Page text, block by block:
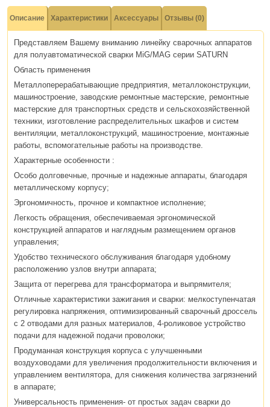
Описание Характеристики Аксессуары Отзывы (0)
Представляем Вашему вниманию линейку сварочных аппаратов
для полуавтоматической сварки MiG/MAG серии SATURN
Область применения
Металлоперерабатывающие предприятия, металлоконструкции,
машиностроение, заводские ремонтные мастерские, ремонтные
мастерские для транспортных средств и сельскохозяйственной
техники, изготовление распределительных шкафов и систем
вентиляции, металлоконструкций, машиностроение, монтажные
работы, вспомогательные работы на производстве.
Характерные особенности :
Особо долговечные, прочные и надежные аппараты, благодаря
металлическому корпусу;
Эргономичность, прочное и компактное исполнение;
Легкость обращения, обеспечиваемая эргономической
конструкцией аппаратов и наглядным размещением органов
управления;
Удобство технического обслуживания благодаря удобному
расположению узлов внутри аппарата;
Защита от перегрева для трансформатора и выпрямителя;
Отличные характеристики зажигания и сварки: мелкоступенчатая
регулировка напряжения, оптимизированный сварочный дроссель
с 2 отводами для разных материалов, 4-роликовое устройство
подачи для надежной подачи проволоки;
Продуманная конструкция корпуса с улучшенными
воздуховодами для увеличения продолжительности включения и
управлением вентилятора, для снижения количества загрязнений
в аппарате;
Универсальность применения- от простых задач сварки до